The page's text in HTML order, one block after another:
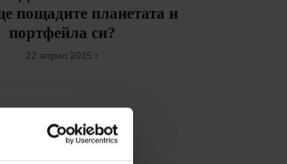
пощадите планетата и
портфейла си?
22 април 2025 г.